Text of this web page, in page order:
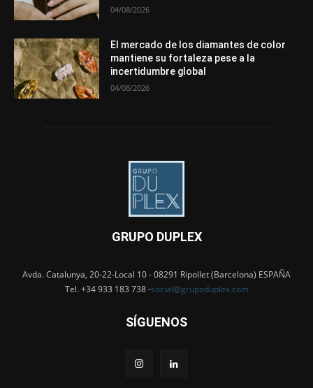
04/08/2026
El mercado de los diamantes de color
mantiene su fortaleza pese a la
incertidumbre global
04/08/2026
GRUPO DUPLEX
Avda. Catalunya, 20-22-Local 10 - 08291 Ripollet (Barcelona) ESPAÑA
Tel. +34 933 183 738 -social@grupoduplex.com
SÍGUENOS